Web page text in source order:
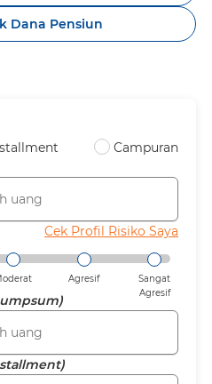
Dana Pensiun
Campuran
Cek Profil Risiko Saya
Agresif
Sangat
Agresif